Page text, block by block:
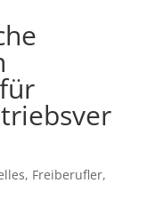
, Freiberufler,